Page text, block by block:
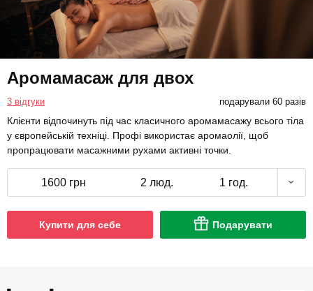
Аромамасаж для двох
3 відгуки подарували 60 разів
Клієнти відпочинуть під час класичного аромамасажу всього тіла
у європейській техніці. Профі використає аромаолії, щоб
пропрацювати масажними рухами активні точки.
1600 грн 2 люд. 1 год.
Купити для себе Подарувати